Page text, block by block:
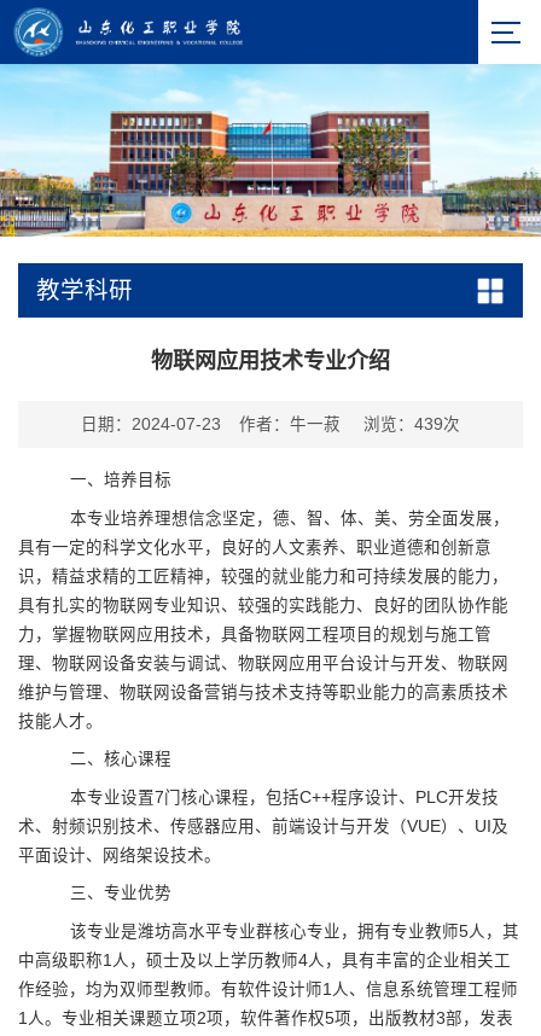
教学科研
物联网应用技术专业介绍
日期：2024-07-23 作者：牛一菽 浏览： 439次
一、培养目标
本专业培养理想信念坚定，德、智、体、美、劳全面发展，
具有一定的科学文化水平，良好的人文素养、职业道德和创新意
识，精益求精的工匠精神，较强的就业能力和可持续发展的能力，
具有扎实的物联网专业知识、较强的实践能力、良好的团队协作能
力，掌握物联网应用技术，具备物联网工程项目的规划与施工管
理、物联网设备安装与调试、物联网应用平台设计与开发、物联网
维护与管理、物联网设备营销与技术支持等职业能力的高素质技术
技能人才。
二、核心课程
本专业设置7门核心课程，包括C++程序设计、 PLC开发技
术、射频识别技术、传感器应用、 前端设计与开发（VUE）、 UI及
平面设计、网络架设技术。
三、专业优势
该专业是潍坊高水平专业群核心专业，拥有专业教师5人，其
中高级职称1 人，硕士及以上学历教师4人，具有丰富的企业相关工
作经验，均为双师型教师。有软件设计师1 人、信息系统管理工程师
1 人。专业相关课题立项2项，软件著作权5项，出版教材3部，发表